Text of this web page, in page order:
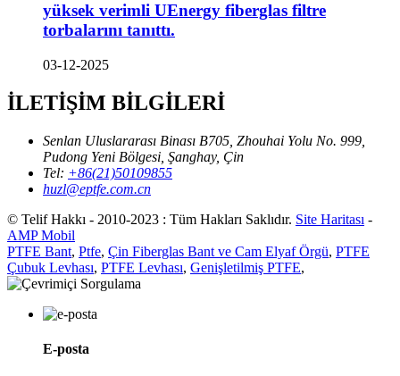
yüksek verimli UEnergy fiberglas filtre
torbalarını tanıttı.
03-12-2025
İLETİŞİM BİLGİLERİ
Senlan Uluslararası Binası B705, Zhouhai Yolu No. 999,
Pudong Yeni Bölgesi, Şanghay, Çin
Tel: +86(21)50109855
huzl@eptfe.com.cn
© Telif Hakkı - 2010-2023 : Tüm Hakları Saklıdır. Site Haritası -
AMP Mobil
PTFE Bant, Ptfe, Çin Fiberglas Bant ve Cam Elyaf Örgü, PTFE
Çubuk Levhası, PTFE Levhası, Genişletilmiş PTFE,
E-posta